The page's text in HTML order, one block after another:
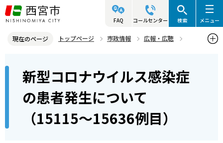
こ
の
ジ
す
FAQ コールセンター 検索 メニュー
現在のページ トップページ 市政情報
広報・広聴
新型コロナウイルス感染症の患者発生について（15115～15636例
目）
ら
新型コロナウイルス感染症
の患者発生について
（15115～15636例目）